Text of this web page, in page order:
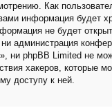
Как
информация будет
не будет
администрация
ни phpBB Limited не
хакеров, которые
доступу к ней.